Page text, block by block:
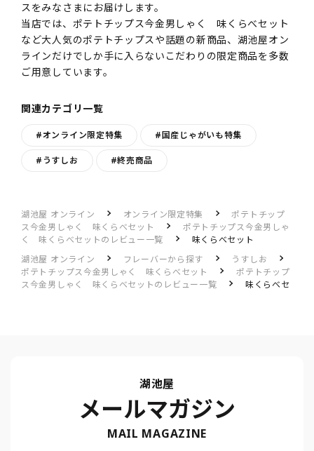
スをみなさまにお届けします。
当店では、ポテトチップス今金男しゃく 味くらべセット
など大人気のポテトチップスや話題の新商品、湖池屋オン
ラインだけでしか手に入らないこだわりの限定商品を多数
ご用意しています。
関連カテゴリ一覧
#オンライン限定特集 #国産じゃがいも特集
#うすしお #終売商品
湖池屋 オンライン オンライン限定特集
ポテトチップ
ス今金男しゃく 味くらべセット
ポテトチップス今金男しゃ
く 味くらべセットのレビュー一覧
味くらべセット
湖池屋 オンライン
フレーバーから探す
うすしお
ポテトチップス今金男しゃく 味くらべセット
ポテトチップ
ス今金男しゃく 味くらべセットのレビュー一覧
味くらべセ
湖池屋
メールマガジン
MAIL MAGAZINE